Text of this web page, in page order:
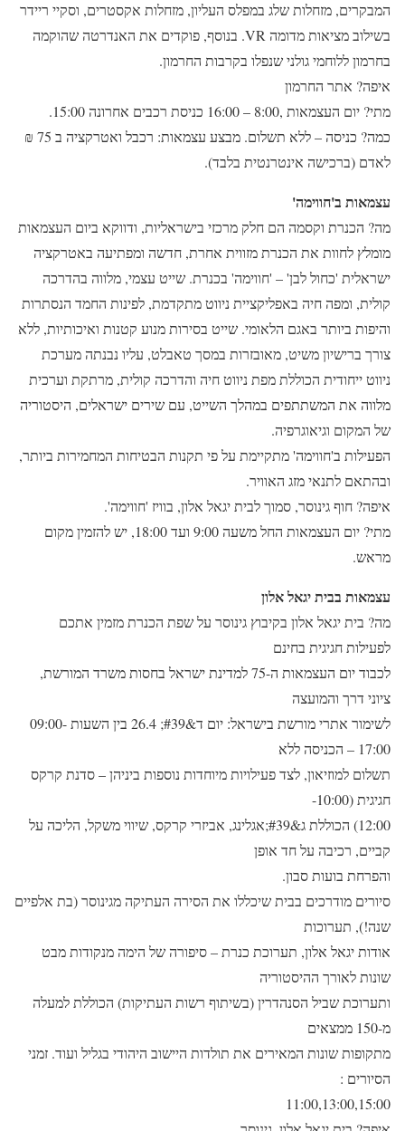
המבקרים, מזחלות שלג במפלס העליון, מזחלות אקסטרים, וסקיי ריידר
בשילוב מציאות מדומה VR. בנוסף, פוקדים את האנדרטה שהוקמה
בחרמון ללוחמי גולני שנפלו בקרבות החרמון.
איפה? אתר החרמון
מתי? יום העצמאות ,8:00 – 16:00 כניסת רכבים אחרונה 15:00.
כמה? כניסה – ללא תשלום. מבצע עצמאות: רכבל ואטרקציה ב 75 ₪
לאדם (ברכישה אינטרנטית בלבד).
עצמאות ב'חווימה'
מה? הכנרת וקסמה הם חלק מרכזי בישראליות, ודווקא ביום העצמאות
מומלץ לחוות את הכנרת מזווית אחרת, חדשה ומפתיעה באטרקציה
ישראלית 'כחול לבן' – 'חווימה' בכנרת. שייט עצמי, מלווה בהדרכה
קולית, ומפה חיה באפליקציית ניווט מתקדמת, לפינות החמד הנסתרות
והיפות ביותר באגם הלאומי. שייט בסירות מנוע קטנות ואיכותיות, ללא
צורך ברישיון משיט, מאובזרות במסך טאבלט, עליו נבנתה מערכת
ניווט ייחודית הכוללת מפת ניווט חיה והדרכה קולית, מרתקת וערכית
מלווה את המשתתפים במהלך השייט, עם שירים ישראלים, היסטוריה
של המקום וגיאוגרפיה.
הפעילות ב'חווימה' מתקיימת על פי תקנות הבטיחות המחמירות ביותר,
ובהתאם לתנאי מזג האוויר.
איפה? חוף גינוסר, סמוך לבית יגאל אלון, בוויז 'חווימה'.
מתי? יום העצמאות החל משעה 9:00 ועד 18:00, יש להזמין מקום
מראש.
עצמאות בבית יגאל אלון
מה? בית יגאל אלון בקיבוץ גינוסר על שפת הכנרת מזמין אתכם
לפעילות חגיגית בחינם
לכבוד יום העצמאות ה-75 למדינת ישראל בחסות משרד המורשת,
ציוני דרך והמועצה
לשימור אתרי מורשת בישראל: יום ד&#39; 26.4 בין השעות 09:00-
17:00 – הכניסה ללא
תשלום למוזיאון, לצד פעילויות מיוחדות נוספות ביניהן – סדנת קרקס
חגיגית (10:00-
12:00) הכוללת ג&#39;אגלינג, אביזרי קרקס, שיווי משקל, הליכה על
קביים, רכיבה על חד אופן
והפרחת בועות סבון.
סיורים מודרכים בבית שיכללו את הסירה העתיקה מגינוסר (בת אלפיים
שנה!), תערוכות
אודות יגאל אלון, תערוכת כנרת – סיפורה של הימה מנקודות מבט
שונות לאורך ההיסטוריה
ותערוכת שביל הסנהדרין (בשיתוף רשות העתיקות) הכוללת למעלה
מ-150 ממצאים
מתקופות שונות המאירים את תולדות היישוב היהודי בגליל ועוד. זמני
הסיורים :
11:00,13:00,15:00